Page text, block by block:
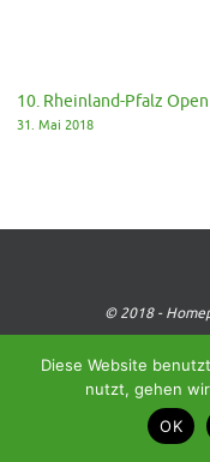
10. Rheinland-Pfalz Open
31. Mai 2018
© 2018 -
Diese Website
nutzt, gehen
OK